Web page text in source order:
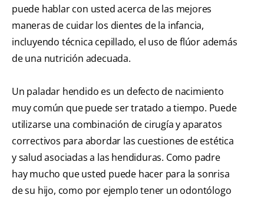
puede hablar con usted acerca de las mejores
maneras de cuidar los dientes de la infancia,
incluyendo técnica cepillado, el uso de flúor además
de una nutrición adecuada.
Un paladar hendido es un defecto de nacimiento
muy común que puede ser tratado a tiempo. Puede
utilizarse una combinación de cirugía y aparatos
correctivos para abordar las cuestiones de estética
y salud asociadas a las hendiduras. Como padre
hay mucho que usted puede hacer para la sonrisa
de su hijo, como por ejemplo tener un odontólogo